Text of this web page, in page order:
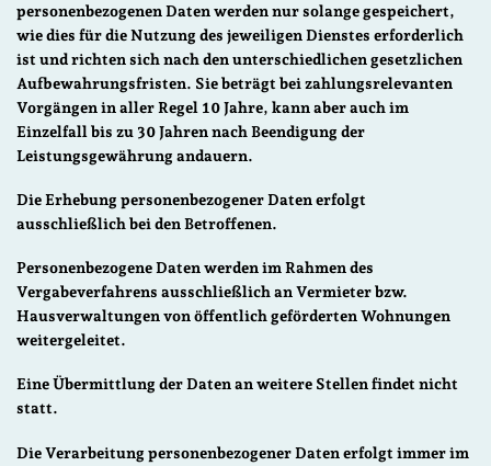
personenbezogenen Daten werden nur solange gespeichert,
wie dies für die Nutzung des jeweiligen Dienstes erforderlich
ist und richten sich nach den unterschiedlichen gesetzlichen
Aufbewahrungsfristen. Sie beträgt bei zahlungsrelevanten
Vorgängen in aller Regel 10 Jahre, kann aber auch im
Einzelfall bis zu 30 Jahren nach Beendigung der
Leistungsgewährung andauern.
Die Erhebung personenbezogener Daten erfolgt
ausschließlich bei den Betroffenen.
Personenbezogene Daten werden im Rahmen des
Vergabeverfahrens ausschließlich an Vermieter bzw.
Hausverwaltungen von öffentlich geförderten Wohnungen
weitergeleitet.
Eine Übermittlung der Daten an weitere Stellen findet nicht
statt.
Die Verarbeitung personenbezogener Daten erfolgt immer im